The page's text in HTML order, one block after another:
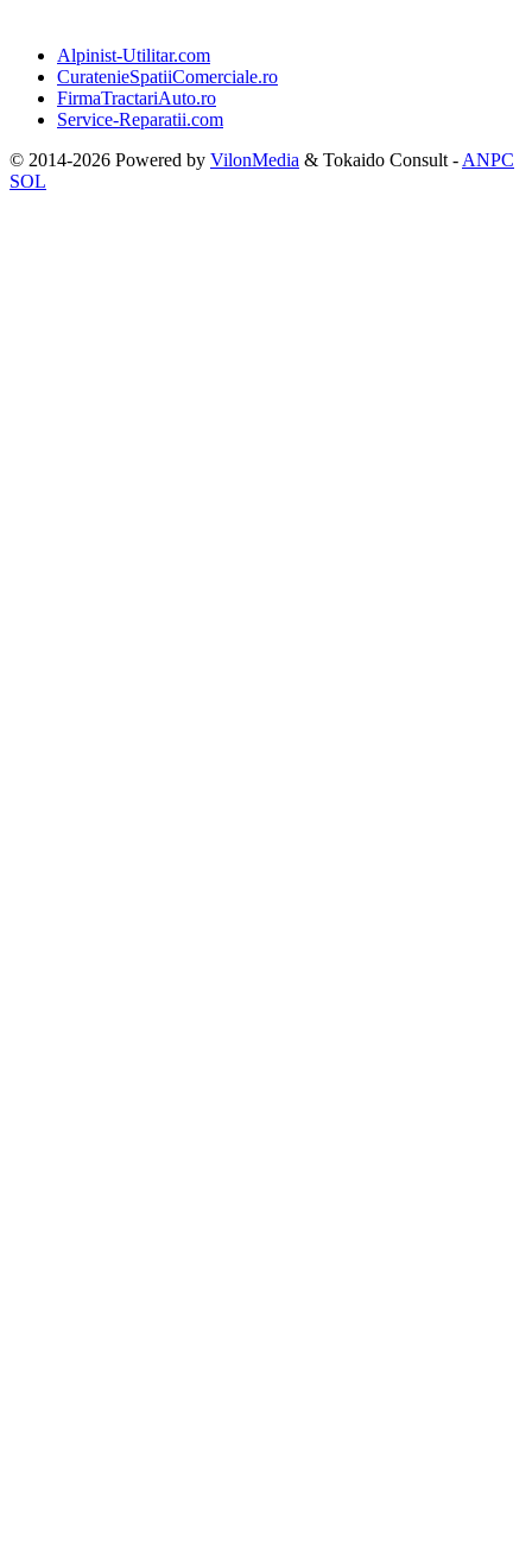
Alpinist-Utilitar.com
CuratenieSpatiiComerciale.ro
FirmaTractariAuto.ro
Service-Reparatii.com
© 2014-2026 Powered by VilonMedia & Tokaido Consult - ANPC
SOL